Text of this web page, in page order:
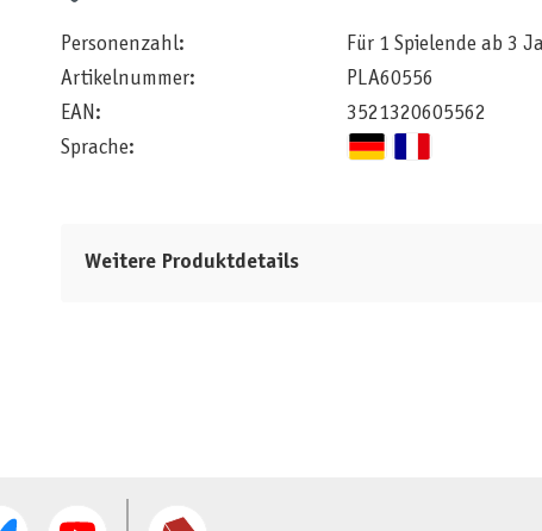
Personenzahl:
Für 1 Spielende ab 3
Artikelnummer:
PLA60556
EAN:
3521320605562
Sprache:
Weitere Produktdetails